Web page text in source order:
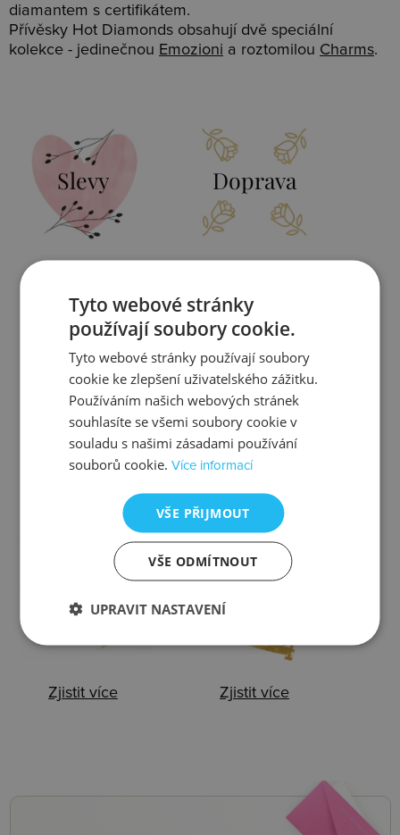
diamantem s certifikátem.
Přívěsky Hot Diamonds obsahují dvě speciální
kolekce - jedinečnou Emozioni a roztomilou Charms.
Slevy Doprava
Kontrola Výměna
Zjistit více
Balení
Zjistit více
Tyto webové stránky
používají soubory cookie.
Tyto webové stránky používají soubory
cookie ke zlepšení uživatelského zážitku.
Používáním našich webových stránek
souhlasíte se všemi soubory cookie v
souladu s našimi zásadami používání
souborů cookie.Více informací
VŠE PŘIJMOUT
VŠE ODMÍTNOUT
UPRAVIT NASTAVENÍ